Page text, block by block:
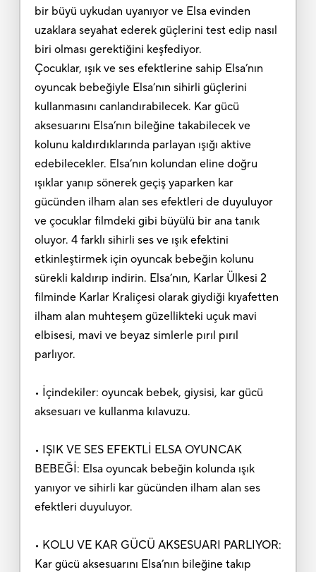
bir büyü uykudan uyanıyor ve Elsa evinden
uzaklara seyahat ederek güçlerini test edip nasıl
biri olması gerektiğini keşfediyor.
Çocuklar, ışık ve ses efektlerine sahip Elsa’nın
oyuncak bebeğiyle Elsa’nın sihirli güçlerini
kullanmasını canlandırabilecek. Kar gücü
aksesuarını Elsa’nın bileğine takabilecek ve
kolunu kaldırdıklarında parlayan ışığı aktive
edebilecekler. Elsa’nın kolundan eline doğru
ışıklar yanıp sönerek geçiş yaparken kar
gücünden ilham alan ses efektleri de duyuluyor
ve çocuklar filmdeki gibi büyülü bir ana tanık
oluyor. 4 farklı sihirli ses ve ışık efektini
etkinleştirmek için oyuncak bebeğin kolunu
sürekli kaldırıp indirin. Elsa’nın, Karlar Ülkesi 2
filminde Karlar Kraliçesi olarak giydiği kıyafetten
ilham alan muhteşem güzellikteki uçuk mavi
elbisesi, mavi ve beyaz simlerle pırıl pırıl
parlıyor.
• İçindekiler: oyuncak bebek, giysisi, kar gücü
aksesuarı ve kullanma kılavuzu.
• IŞIK VE SES EFEKTLİ ELSA OYUNCAK
BEBEĞİ: Elsa oyuncak bebeğin kolunda ışık
yanıyor ve sihirli kar gücünden ilham alan ses
efektleri duyuluyor.
• KOLU VE KAR GÜCÜ AKSESUARI PARLIYOR:
Kar gücü aksesuarını Elsa’nın bileğine takıp